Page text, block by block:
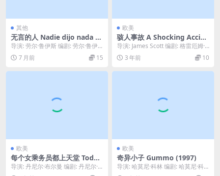
其他
无言的人 Nadie dijo nada (1
971)
导演: 劳尔·鲁伊斯 编剧: 劳尔·鲁伊
斯 主演: Carlos Solanos...
7 月前 15
欧美
骇人事故 A Shocking Accide
nt (1982)
导演: James Scott 编剧: 格雷厄姆·
格林 类型: 喜剧 / 爱情 ...
3 年前 10
欧美
每个女乘务员都上天堂 Todas
las azafatas van al cielo (20
导演: 丹尼尔·布尔曼 编剧: 丹尼尔·
布尔曼 / Emiliano Torre...
欧美
奇异小子 Gummo (1997)
导演: 哈莫尼·科林 编剧: 哈莫尼·科
林 主演: 雅各布·苏埃尔 / 雅各布·...